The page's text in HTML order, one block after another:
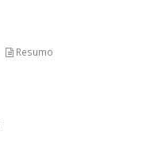
Resumo